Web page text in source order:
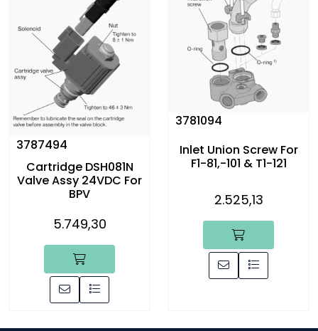
3787494
Cartridge DSH081N
Valve Assy 24VDC For
BPV
5.749,30
3781094
Inlet Union Screw For
F1-81,-101 & T1-121
2.525,13